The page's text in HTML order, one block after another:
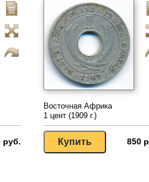
руб.
Восточная Африка
1 цент (1909 г.)
850